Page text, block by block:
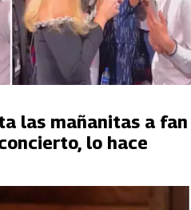
las mañanitas a fan
lo hace